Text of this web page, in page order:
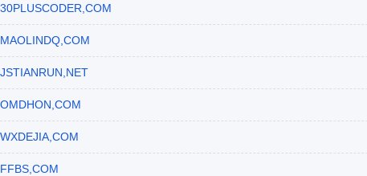
30PLUSCODER,COM
MAOLINDQ,COM
JSTIANRUN,NET
OMDHON,COM
WXDEJIA,COM
FFBS,COM